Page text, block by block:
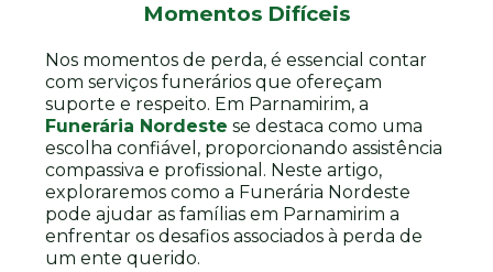
Momentos Difíceis
Nos momentos de perda, é essencial contar
com serviços funerários que ofereçam
suporte e respeito. Em Parnamirim, a
Funerária Nordeste se destaca como uma
escolha confiável, proporcionando assistência
compassiva e profissional. Neste artigo,
exploraremos como a Funerária Nordeste
pode ajudar as famílias em Parnamirim a
enfrentar os desafios associados à perda de
um ente querido.